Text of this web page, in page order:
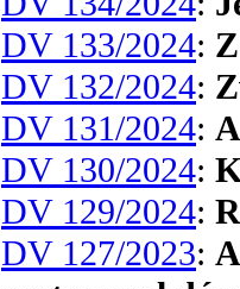
DV 133/2024:
DV 132/2024:
DV 131/2024:
DV 130/2024:
DV 129/2024:
DV 127/2023: